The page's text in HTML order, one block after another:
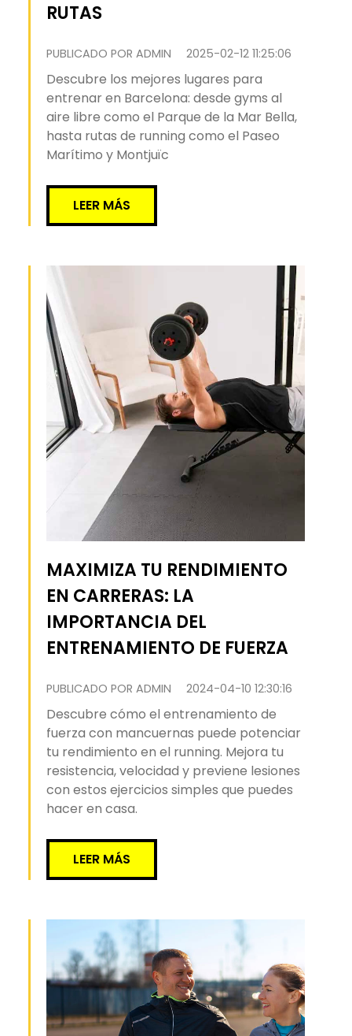
RUTAS
PUBLICADO POR ADMIN 2025-02-12 11:25:06
Descubre los mejores lugares para
entrenar en Barcelona: desde gyms al
aire libre como el Parque de la Mar Bella,
hasta rutas de running como el Paseo
Marítimo y Montjuïc
LEER MÁS
MAXIMIZA TU RENDIMIENTO
EN CARRERAS: LA
IMPORTANCIA DEL
ENTRENAMIENTO DE FUERZA
PUBLICADO POR ADMIN 2024-04-10 12:30:16
Descubre cómo el entrenamiento de
fuerza con mancuernas puede potenciar
tu rendimiento en el running. Mejora tu
resistencia, velocidad y previene lesiones
con estos ejercicios simples que puedes
hacer en casa.
LEER MÁS